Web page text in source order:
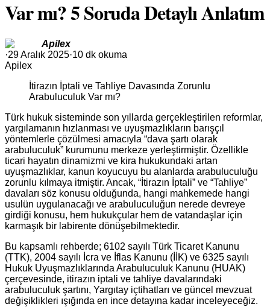
Var mı? 5 Soruda Detaylı Anlatım
Apilex
·29 Aralık 2025·10 dk okuma
Apilex
İtirazın İptali ve Tahliye Davasında Zorunlu
Arabuluculuk Var mı?
Türk hukuk sisteminde son yıllarda gerçekleştirilen reformlar,
yargılamanın hızlanması ve uyuşmazlıkların barışçıl
yöntemlerle çözülmesi amacıyla “dava şartı olarak
arabuluculuk” kurumunu merkeze yerleştirmiştir. Özellikle
ticari hayatın dinamizmi ve kira hukukundaki artan
uyuşmazlıklar, kanun koyucuyu bu alanlarda arabuluculuğu
zorunlu kılmaya itmiştir. Ancak, “İtirazın İptali” ve “Tahliye”
davaları söz konusu olduğunda, hangi mahkemede hangi
usulün uygulanacağı ve arabuluculuğun nerede devreye
girdiği konusu, hem hukukçular hem de vatandaşlar için
karmaşık bir labirente dönüşebilmektedir.
Bu kapsamlı rehberde; 6102 sayılı Türk Ticaret Kanunu
(TTK), 2004 sayılı İcra ve İflas Kanunu (İİK) ve 6325 sayılı
Hukuk Uyuşmazlıklarında Arabuluculuk Kanunu (HUAK)
çerçevesinde, itirazın iptali ve tahliye davalarındaki
arabuluculuk şartını, Yargıtay içtihatları ve güncel mevzuat
değişiklikleri ışığında en ince detayına kadar inceleyeceğiz.